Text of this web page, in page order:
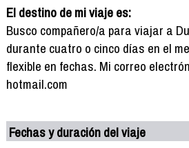
El destino de mi viaje es:
Busco compañero/a para viajar a
durante cuatro o cinco días en el
flexible en fechas. Mi correo
hotmail.com
Fechas y duración del viaje